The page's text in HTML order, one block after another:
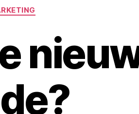
Categorieën
D
o